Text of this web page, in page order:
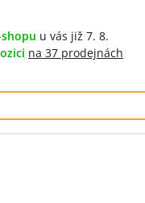
u vás již 7. 8.
na 37 prodejnách
(1 recenzí)